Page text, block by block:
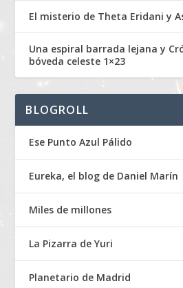
El misterio de Theta Eridani y
Una espiral barrada lejana y
bóveda celeste 1×23
BLOGROLL
Ese Punto Azul Pálido
Eureka, el blog de Daniel Marín
Miles de millones
La Pizarra de Yuri
Planetario de Madrid